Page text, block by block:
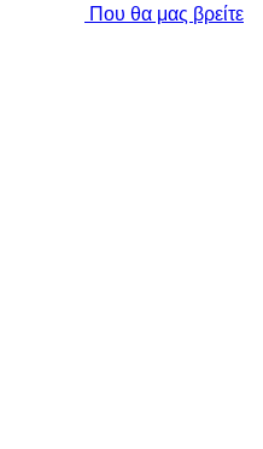
Που θα μας βρείτε